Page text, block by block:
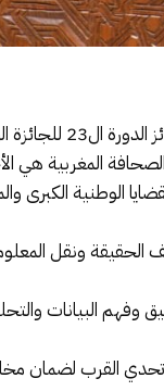
أكد وزير الشباب والثقافة والتواصل،
الأممي 2797 بشأن الصحراء
الوطنية الكبرى
ونقل
البيانات والتحليل
وتحدي القرب لضمان